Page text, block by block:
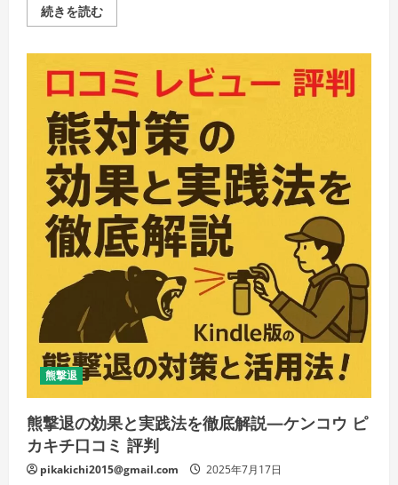
続きを読む【最
新】
選
び
方
完
全
ガ
イ
ド
｜
ス
マ
ホ
対
応・
防
寒・
撥
水・
（ニ
ト
リ
ル/
ビ
ニ
ル）
ま
で
目
的
熊撃退
熊撃退の効果と実践法を徹底解説—ケンコウ ピ
カキチ口コミ 評判
pikakichi2015@gmail.com 2025年7月17日